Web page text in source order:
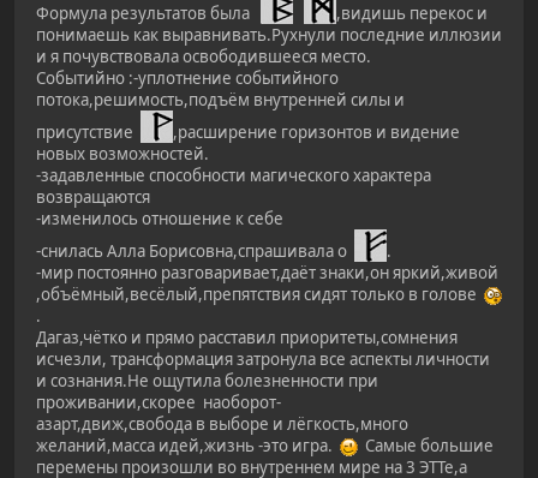
Формула результатов была
,видишь перекос и
понимаешь как выравнивать.Рухнули последние иллюзии
и я почувствовала освободившееся место.
Событийно :-уплотнение событийного
потока,решимость,подъём внутренней силы и
присутствие
,расширение горизонтов и видение
новых возможностей.
-задавленные способности магического характера
возвращаются
-изменилось отношение к себе
-снилась Алла Борисовна,спрашивала о
.
-мир постоянно разговаривает,даёт знаки,он яркий,живой
,объёмный,весёлый,препятствия сидят только в голове
.
Дагаз,чётко и прямо расставил приоритеты,сомнения
исчезли, трансформация затронула все аспекты личности
и сознания.Не ощутила болезненности при
проживании,скорее наоборот-
азарт,движ,свобода в выборе и лёгкость,много
желаний,масса идей,жизнь -это игра.
Самые большие
перемены произошли во внутреннем мире на 3 ЭТТе,а